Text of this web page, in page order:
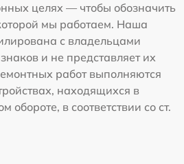
целях — чтобы обозначить
мы работаем. Наша
с владельцами
и не представляет их
работ выполняются
находящихся в
обороте, в соответствии со ст.